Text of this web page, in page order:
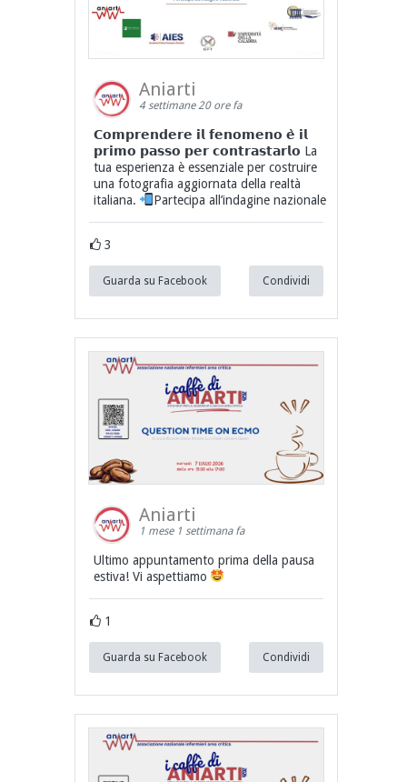
Aniarti
4 settimane 20 ore fa
𝗖𝗼𝗺𝗽𝗿𝗲𝗻𝗱𝗲𝗿𝗲 𝗶𝗹 𝗳𝗲𝗻𝗼𝗺𝗲𝗻𝗼 𝗲̀ 𝗶𝗹
𝗽𝗿𝗶𝗺𝗼 𝗽𝗮𝘀𝘀𝗼 𝗽𝗲𝗿 𝗰𝗼𝗻𝘁𝗿𝗮𝘀𝘁𝗮𝗿𝗹𝗼 La
tua esperienza è essenziale per costruire
una fotografia aggiornata della realtà
italiana.
Partecipa all’indagine nazionale
3
Guarda su Facebook Condividi
Aniarti
1 mese 1 settimana fa
Ultimo appuntamento prima della pausa
estiva! Vi aspettiamo
1
Guarda su Facebook Condividi